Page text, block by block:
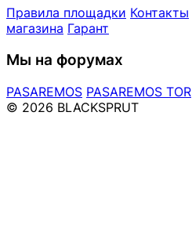
Правила площадки Контакты
магазина Гарант
Мы на форумах
PASAREMOS PASAREMOS TOR
© 2026 BLACKSPRUT